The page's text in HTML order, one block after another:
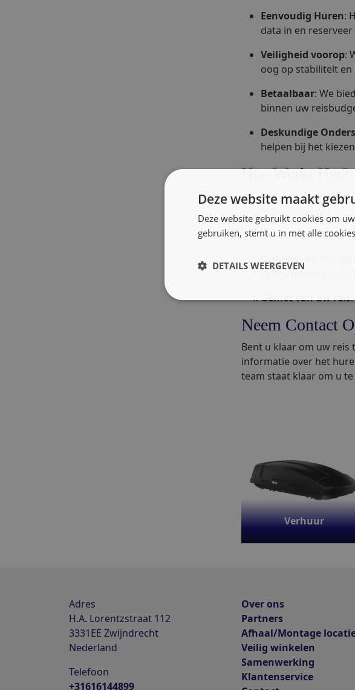
Eenvoudig Huren:
data in en
Veiligheid voorop:
oog op stabiliteit
Betaalbaar: We
binnen uw
Deskundige
helpen bij het
Hoe Werkt Het?
Kies uw dakkoffer:
behoeften past.
Reserveer online:
Ophalen en
breng hem na uw
Geniet van uw reis
Neem Contact
Bent u klaar om uw reis
informatie over het
team staat klaar om u
Verhuur
Adres
H.A. Lorentzstraat 112
3331EE Zwijndrecht
Nederland
Telefoon
+31616144899
Over ons
Partners
Afhaal/Montage
Veilig winkelen
Samenwerking
Klantenservice
Deze website maakt
Deze website gebruikt cookies om
gebruiken, stemt u in met alle
DETAILS WEERGEVEN